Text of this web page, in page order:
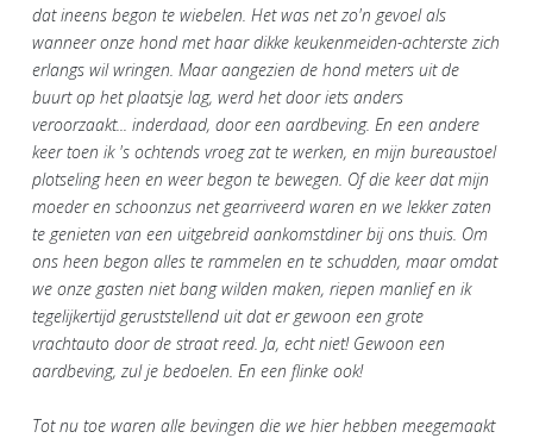
dat ineens begon te wiebelen. Het was net zo'n gevoel als
wanneer onze hond met haar dikke keukenmeiden-achterste zich
erlangs wil wringen. Maar aangezien de hond meters uit de
buurt op het plaatsje lag, werd het door iets anders
veroorzaakt... inderdaad, door een aardbeving. En een andere
keer toen ik 's ochtends vroeg zat te werken, en mijn bureaustoel
plotseling heen en weer begon te bewegen. Of die keer dat mijn
moeder en schoonzus net gearriveerd waren en we lekker zaten
te genieten van een uitgebreid aankomstdiner bij ons thuis. Om
ons heen begon alles te rammelen en te schudden, maar omdat
we onze gasten niet bang wilden maken, riepen manlief en ik
tegelijkertijd geruststellend uit dat er gewoon een grote
vrachtauto door de straat reed. Ja, echt niet! Gewoon een
aardbeving, zul je bedoelen. En een flinke ook!
Tot nu toe waren alle bevingen die we hier hebben meegemaakt